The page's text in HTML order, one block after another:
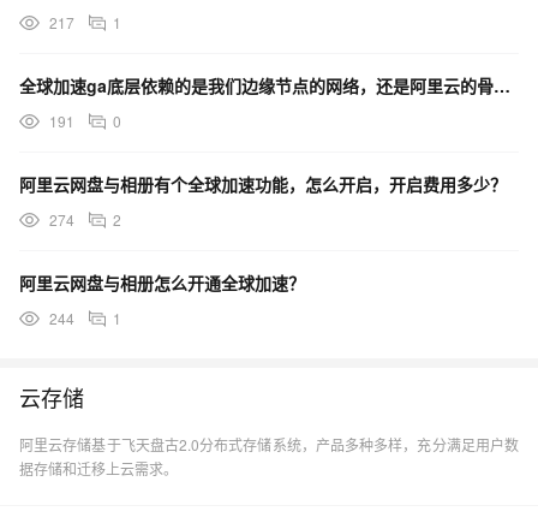
217 1
全球加速ga底层依赖的是我们边缘节点的网络，还是阿里云的骨干内网啊
191 0
阿里云网盘与相册有个全球加速功能，怎么开启，开启费用多少？
274 2
阿里云网盘与相册怎么开通全球加速？
244 1
云存储
阿里云存储基于飞天盘古2.0分布式存储系统，产品多种多样，充分满足用户数
据存储和迁移上云需求。